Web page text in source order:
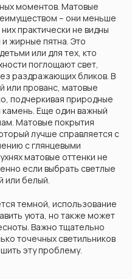
моментов. Матовые
– они меньше
практически не видны
и жирные пятна. Это
или для тех, кто
поглощают свет,
раздражающих бликов. В
или прованс, матовые
подчеркивая природные
Еще один важный
Матовые покрытия
лучше справляется с
с глянцевыми
матовые оттенки не
если выбрать светлые
или белый.
темной, использование
уюта, но также может
Важно тщательно
точечных светильников
эту проблему.